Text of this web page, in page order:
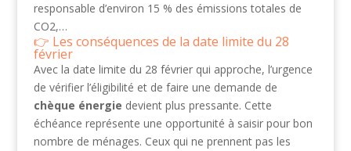
responsable d’environ 15 % des émissions totales de
CO2,…
Les conséquences de la date limite du 28
février
Avec la date limite du 28 février qui approche, l’urgence
de vérifier l’éligibilité et de faire une demande de
chèque énergie devient plus pressante. Cette
échéance représente une opportunité à saisir pour bon
nombre de ménages. Ceux qui ne prennent pas les